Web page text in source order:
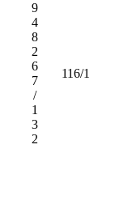
9
4
8
2
6
7
/
1
3
2
116/1